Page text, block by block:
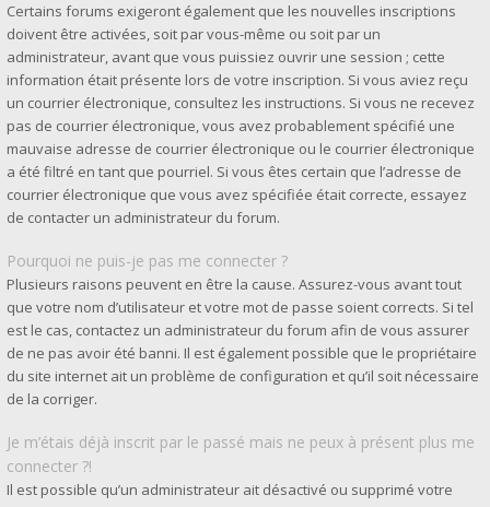
Certains forums exigeront également que les nouvelles inscriptions
doivent être activées, soit par vous-même ou soit par un
administrateur, avant que vous puissiez ouvrir une session ; cette
information était présente lors de votre inscription. Si vous aviez reçu
un courrier électronique, consultez les instructions. Si vous ne recevez
pas de courrier électronique, vous avez probablement spécifié une
mauvaise adresse de courrier électronique ou le courrier électronique
a été filtré en tant que pourriel. Si vous êtes certain que l’adresse de
courrier électronique que vous avez spécifiée était correcte, essayez
de contacter un administrateur du forum.
Pourquoi ne puis-je pas me connecter ?
Plusieurs raisons peuvent en être la cause. Assurez-vous avant tout
que votre nom d’utilisateur et votre mot de passe soient corrects. Si tel
est le cas, contactez un administrateur du forum afin de vous assurer
de ne pas avoir été banni. Il est également possible que le propriétaire
du site internet ait un problème de configuration et qu’il soit nécessaire
de la corriger.
Je m’étais déjà inscrit par le passé mais ne peux à présent plus me
connecter ?!
Il est possible qu’un administrateur ait désactivé ou supprimé votre